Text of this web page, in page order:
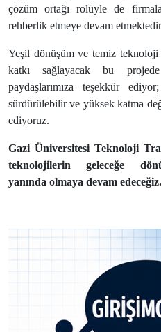
çözüm ortağı rolüyle de
rehberlik etmeye devam
Yeşil dönüşüm ve temiz
katkı sağlayacak bu
paydaşlarımıza teşekkür
sürdürülebilir ve yüksek katma
ediyoruz.
Gazi Üniversitesi Teknoloji
teknolojilerin geleceğe
yanında olmaya devam edeceğiz.